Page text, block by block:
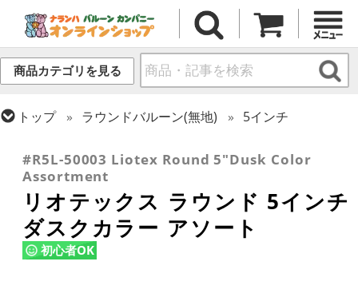
商品カテゴリを見る
トップ ラウンドバルーン(無地)
5インチ
#R5L-50003 Liotex Round 5"Dusk Color
Assortment
リオテックス ラウンド 5インチ
ダスクカラー アソート
初心者OK